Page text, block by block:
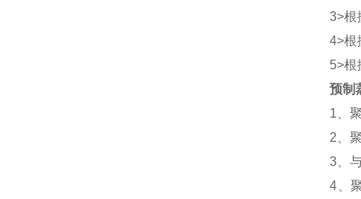
3>根
4>根
5>根
预制
1、
2、
3、
4、